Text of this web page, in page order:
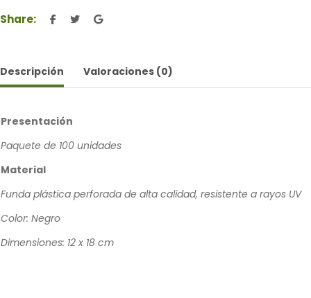
Share:
Descripción Valoraciones (0)
Presentación
Paquete de 100 unidades
Material
Funda plástica perforada de alta calidad, resistente a rayos UV
Color: Negro
Dimensiones: 12 x 18 cm